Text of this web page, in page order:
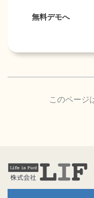
無料デモへ
このページ